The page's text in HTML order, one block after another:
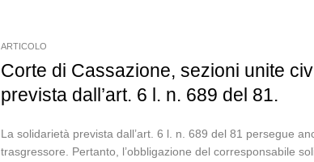
ARTICOLO
Corte di Cassazione, sezioni unite
prevista dall’art. 6 l. n. 689 del 81.
La solidarietà prevista dall’art. 6 l. n. 689 del 81 persegue
trasgressore. Pertanto, l’obbligazione del corresponsabile